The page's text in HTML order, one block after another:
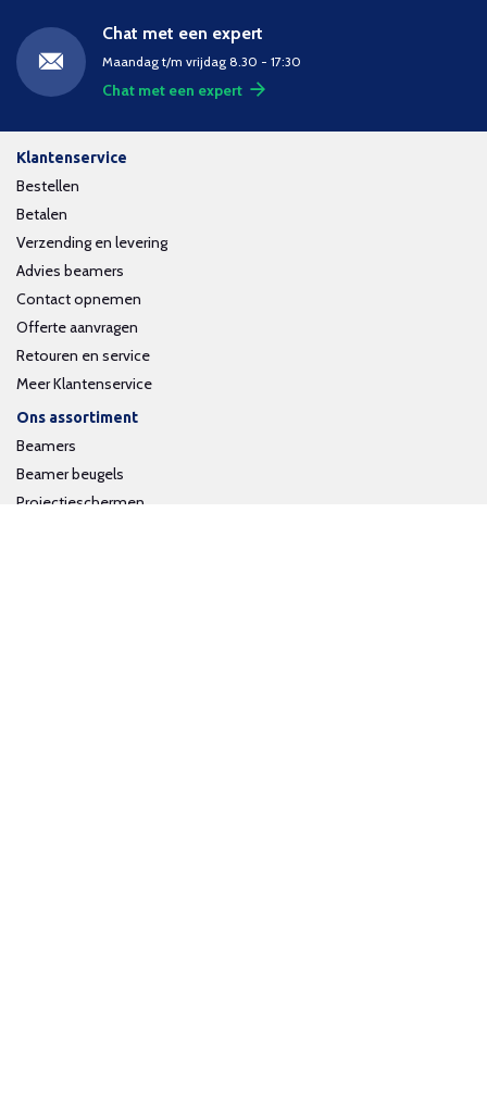
Chat met een expert
Maandag t/m vrijdag 8.30 - 17:30
Chat met een expert
Klantenservice
Bestellen
Betalen
Verzending en levering
Advies beamers
Contact opnemen
Offerte aanvragen
Retouren en service
Meer Klantenservice
Ons assortiment
Beamers
Beamer beugels
Projectieschermen